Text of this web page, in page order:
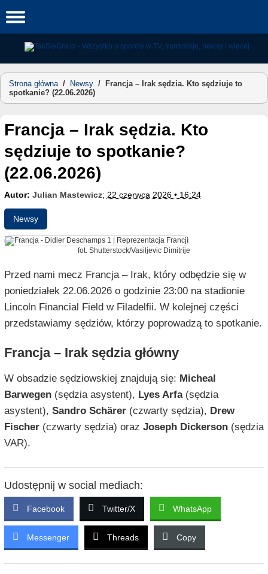
to
Strona główna/ Newsy /
Francja – Irak sędzia. Kto sędziuje to
spotkanie? (22.06.2026)
Francja – Irak sędzia. Kto
sędziuje to spotkanie?
(22.06.2026)
Autor: Julian Mastewicz; 22 czerwca 2026 • 16:24
Newsy
fot. Shutterstock/Vasiljevic Dimitrije
Przed nami mecz Francja – Irak, który odbędzie się w
poniedziałek 22.06.2026 o godzinie 23:00 na stadionie
Lincoln Financial Field w Filadelfii. W kolejnej części
przedstawiamy sędziów, którzy poprowadzą to spotkanie.
Francja – Irak sędzia główny
W obsadzie sędziowskiej znajdują się: Micheal
Barwegen(sędzia asystent), Lyes Arfa(sędzia
asystent), Sandro Schärer(czwarty sędzia), Drew
Fischer(czwarty sędzia) oraz Joseph Dickerson(sędzia
VAR).
Udostępnij w social mediach:
Facebook Twitter/X WhatsApp
Messenger Threads Copy